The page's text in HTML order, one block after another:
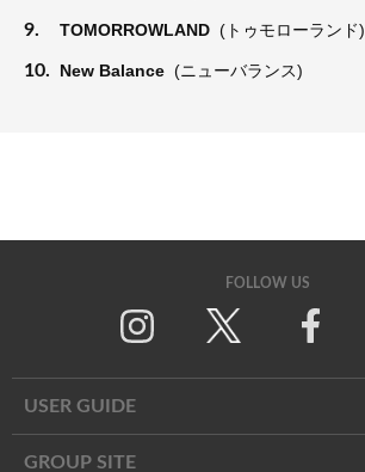
9. TOMORROWLAND (トゥモローランド)
10. New Balance (ニューバランス)
FOLLOW US
USER GUIDE
GROUP SITE